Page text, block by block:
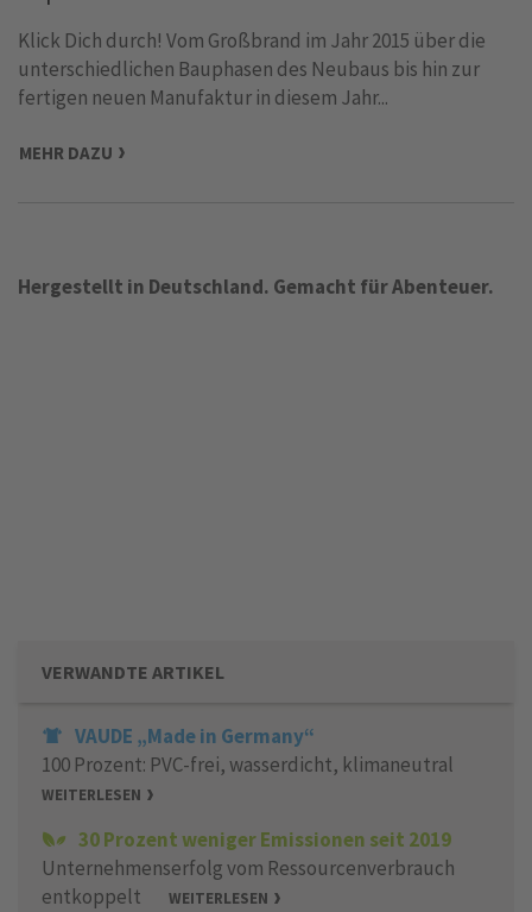
Klick Dich durch! Vom Großbrand im Jahr 2015 über die
unterschiedlichen Bauphasen des Neubaus bis hin zur
fertigen neuen Manufaktur in diesem Jahr...
MEHR DAZU
Hergestellt in Deutschland. Gemacht für Abenteuer.
VERWANDTE ARTIKEL
VAUDE „Made in Germany“
100 Prozent: PVC-frei, wasserdicht, klimaneutral
WEITERLESEN
30 Prozent weniger Emissionen seit 2019
Unternehmenserfolg vom Ressourcenverbrauch
entkoppelt
WEITERLESEN